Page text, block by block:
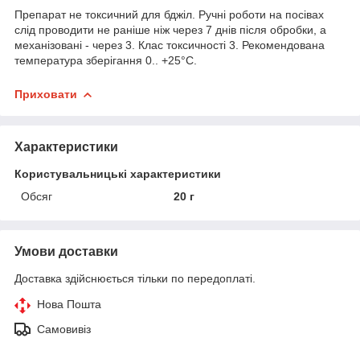
Препарат не токсичний для бджіл. Ручні роботи на посівах
слід проводити не раніше ніж через 7 днів після обробки, а
механізовані - через 3. Клас токсичності 3. Рекомендована
температура зберігання 0.. +25°С.
Приховати
Характеристики
Користувальницькі характеристики
Обсяг
20 г
Умови доставки
Доставка здійснюється тільки по передоплаті.
Нова Пошта
Самовивіз